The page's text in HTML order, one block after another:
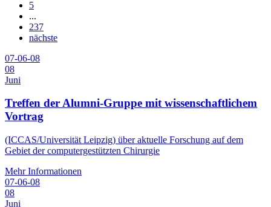
5
...
237
nächste
07-06-08
08
Juni
Treffen der Alumni-Gruppe mit wissenschaftlichem
Vortrag
(ICCAS/Universität Leipzig) über aktuelle Forschung auf dem
Gebiet der computergestützten Chirurgie
Mehr Informationen
07-06-08
08
Juni